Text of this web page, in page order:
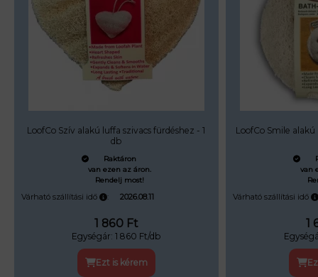
LoofCo Szív alakú luffa szivacs fürdéshez - 1
db
Raktáron
van ezen az áron.
Rendelj most!
Várható szállítási idő : 2026.08.11
1 860Ft
Egységár:1 860 Ft/db
LoofCo Smile alakú
van
Várható szállítási idő
1